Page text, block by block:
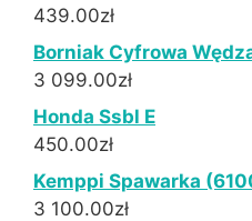
439.00zł
Borniak Cyfrowa
3 099.00zł
Honda Ssbl E
450.00zł
Kemppi Spawarka
3 100.00zł